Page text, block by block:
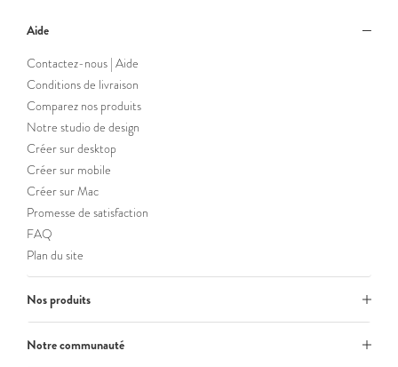
Aide
Contactez-nous | Aide
Conditions de livraison
Comparez nos produits
Notre studio de design
Créer sur desktop
Créer sur mobile
Créer sur Mac
Promesse de satisfaction
FAQ
Plan du site
Nos produits
Notre communauté